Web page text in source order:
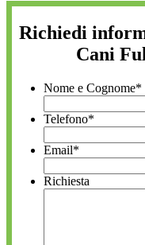
Richiedi
Cani
Nome e Cognome*
Telefono*
Email*
Richiesta